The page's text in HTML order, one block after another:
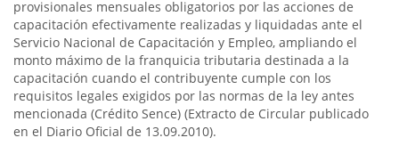
provisionales mensuales obligatorios por las acciones de
capacitación efectivamente realizadas y liquidadas ante el
Servicio Nacional de Capacitación y Empleo, ampliando el
monto máximo de la franquicia tributaria destinada a la
capacitación cuando el contribuyente cumple con los
requisitos legales exigidos por las normas de la ley antes
mencionada (Crédito Sence) (Extracto de Circular publicado
en el Diario Oficial de 13.09.2010).